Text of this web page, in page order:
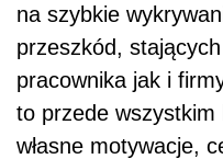
na szybkie
przeszkód,
pracownika jak i
to przede
własne motywacje,